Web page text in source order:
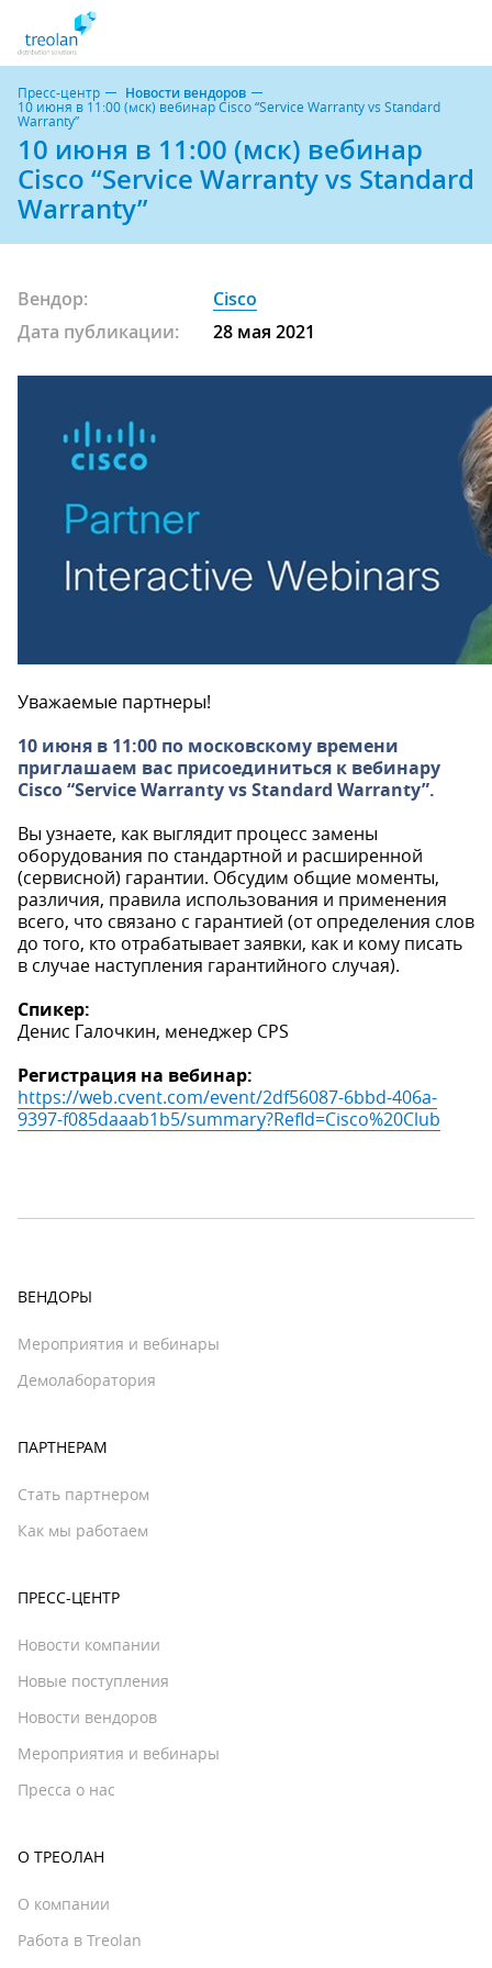
Пресс-центр Новости вендоров
10 июня в 11:00 (мск) вебинар Cisco “Service Warranty vs Standard
Warranty”
10 июня в 11:00 (мск) вебинар
Cisco “Service Warranty vs Standard
Warranty”
Вендор:
Cisco
Дата публикации:
28 мая 2021
Уважаемые партнеры!
10 июня в 11:00 по московскому времени
приглашаем вас присоединиться к вебинару
Cisco “Service Warranty vs Standard Warranty”.
Вы узнаете, как выглядит процесс замены
оборудования по стандартной и расширенной
(сервисной) гарантии. Обсудим общие моменты,
различия, правила использования и применения
всего, что связано с гарантией (от определения слов
до того, кто отрабатывает заявки, как и кому писать
в случае наступления гарантийного случая).
Спикер:
Денис Галочкин, менеджер CPS
Регистрация на вебинар:
https://web.cvent.com/event/2df56087-6bbd-406a-
9397-f085daaab1b5/summary?RefId=Cisco%20Club
ВЕНДОРЫ
Мероприятия и вебинары
Демолаборатория
ПАРТНЕРАМ
Стать партнером
Как мы работаем
ПРЕСС-ЦЕНТР
Новости компании
Новые поступления
Новости вендоров
Мероприятия и вебинары
Пресса о нас
О ТРЕОЛАН
О компании
Работа в Treolan